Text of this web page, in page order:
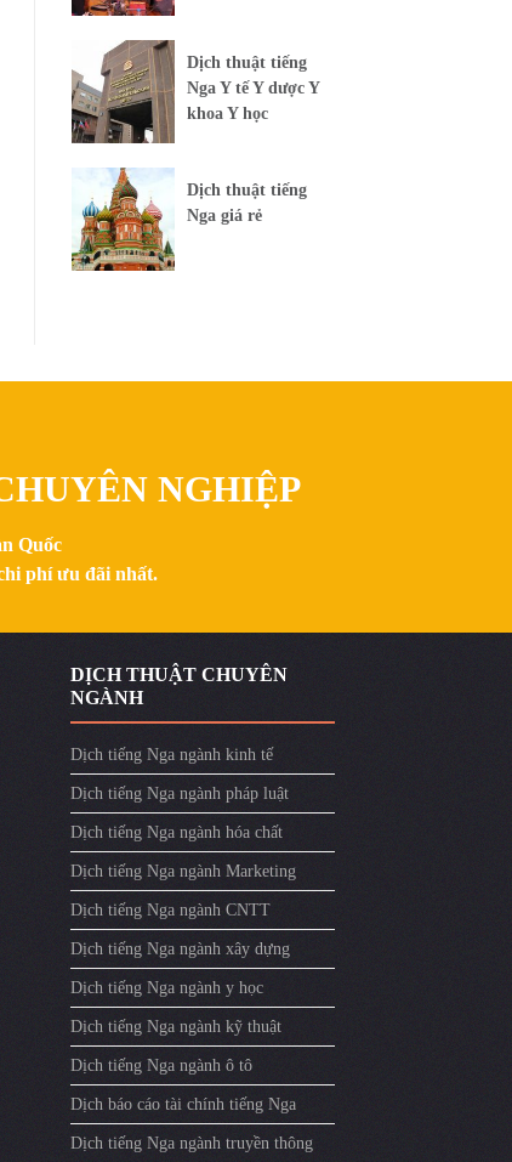
Dịch thuật tiếng
Nga Y tế Y dược Y
khoa Y học
Dịch thuật tiếng
Nga giá rẻ
NGHIỆP
Quốc
phí ưu đãi nhất.
DỊCH THUẬT CHUYÊN
NGÀNH
Dịch tiếng Nga ngành kinh tế
Dịch tiếng Nga ngành pháp luật
Dịch tiếng Nga ngành hóa chất
Dịch tiếng Nga ngành Marketing
Dịch tiếng Nga ngành CNTT
Dịch tiếng Nga ngành xây dựng
Dịch tiếng Nga ngành y học
Dịch tiếng Nga ngành kỹ thuật
Dịch tiếng Nga ngành ô tô
Dịch báo cáo tài chính tiếng Nga
Dịch tiếng Nga ngành truyền thông